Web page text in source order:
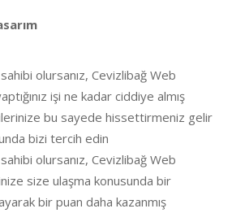
olursanız, Cevizlibağ Web
işi ne kadar ciddiye almış
bu sayede hissettirmeniz gelir
bizi tercih edin
olursanız, Cevizlibağ Web
size ulaşma konusunda bir
bir puan daha kazanmış